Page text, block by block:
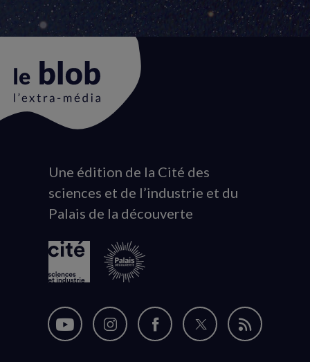
Animation
du
logo
Une édition de la Cité des
sciences et de l’industrie et du
Palais de la découverte
Nous
Nous
Nous
Nous
Flux